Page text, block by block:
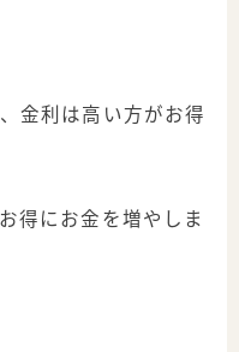
金利は高い方がお得
得にお金を増やしま